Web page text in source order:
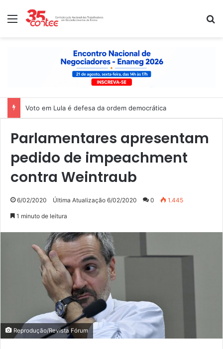
Menu
Voto em Lula é defesa da ordem democrática
Parlamentares apresentam
pedido de impeachment
contra Weintraub
6/02/2020 Última Atualização 6/02/2020 0 1.445
1 minuto de leitura
Reprodução/Revista Fórum